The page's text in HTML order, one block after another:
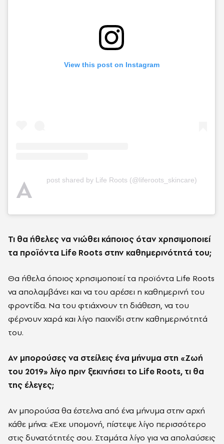
View this post on Instagram
A post shared by Life Roots (@liferoots_skincare)
Τι θα ήθελες να νιώθει κάποιος όταν χρησιμοποιεί
τα προϊόντα Life Roots στην καθημερινότητά του;
Θα ήθελα όποιος χρησιμοποιεί τα προϊόντα Life Roots
να απολαμβάνει και να του αρέσει η καθημερινή του
φροντίδα. Να του φτιάχνουν τη διάθεση, να του
φέρνουν χαρά και λίγο παιχνίδι στην καθημερινότητά
του.
Αν μπορούσες να στείλεις ένα μήνυμα στη «Ζωή
του 2019» λίγο πριν ξεκινήσει το Life Roots, τι θα
της έλεγες;
Αν μπορούσα θα έστελνα από ένα μήνυμα στην αρχή
κάθε μήνα: «Έχε υπομονή, πίστεψε λίγο περισσότερο
στις δυνατότητές σου. Σταμάτα λίγο για να απολαύσεις